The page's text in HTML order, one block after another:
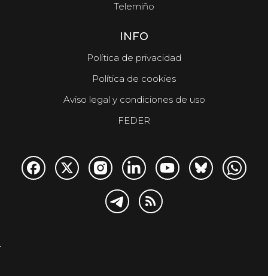
Telemiño
INFO
Política de privacidad
Política de cookies
Aviso legal y condiciones de uso
FEDER